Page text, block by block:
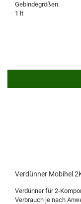
Gebindegrößen:
1 lt
Verdünner Mobihel
Verdünner für 2-
Verbrauch je nach